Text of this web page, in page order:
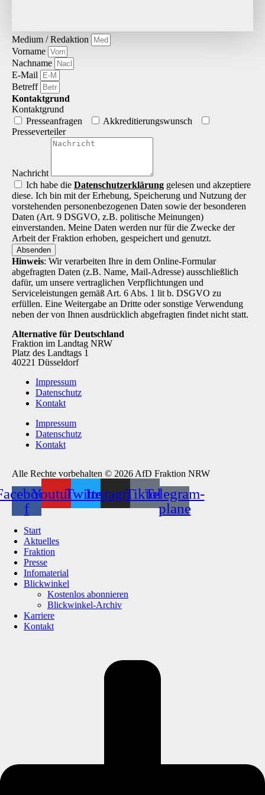
Medium / Redaktion
Vorname
Nachname
E-Mail
Betreff
Kontaktgrund
Kontaktgrund
Presseanfragen
Akkreditierungs­wunsch
Presseverteiler
Nachricht
Ich habe die Datenschutz­erklärung gelesen und akzeptiere
diese. Ich bin mit der Erhebung, Speicherung und Nutzung der
vorstehenden personenbezogenen Daten sowie der besonderen
Daten (Art. 9 DSGVO, z.B. politische Meinungen)
einverstanden. Meine Daten werden nur für die Zwecke der
Arbeit der Fraktion erhoben, gespeichert und genutzt.
Absenden
Hinweis: Wir verarbeiten Ihre in dem Online-Formular
abgefragten Daten (z.B. Name, Mail-Adresse) ausschließlich
dafür, um unsere vertraglichen Verpflichtungen und
Serviceleistungen gemäß Art. 6 Abs. 1 lit b. DSGVO zu
erfüllen. Eine Weitergabe an Dritte oder sonstige Verwendung
neben der von Ihnen ausdrücklich abgefragten findet nicht statt.
Alternative für Deutschland
Fraktion im Landtag NRW
Platz des Landtags 1
40221 Düsseldorf
Impressum
Datenschutz
Kontakt
Impressum
Datenschutz
Kontakt
Alle Rechte vorbehalten © 2026 AfD Fraktion NRW
f
YoutubeTwitterInstagramTiktokTelegram-
plane
Start
Aktuelles
Fraktion
Presse
Infomaterial
Blickwinkel
Kostenlos abonnieren
Blickwinkel-Archiv
Karriere
Kontakt